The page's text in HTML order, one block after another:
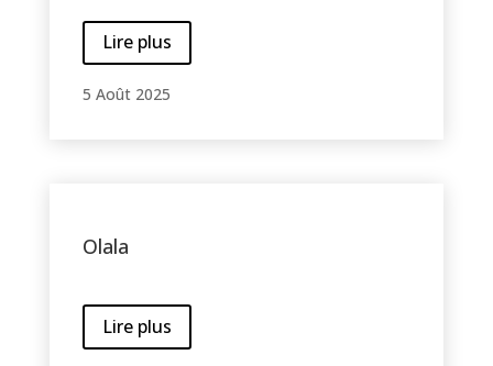
Lire plus
5 Août 2025
Olala
Lire plus